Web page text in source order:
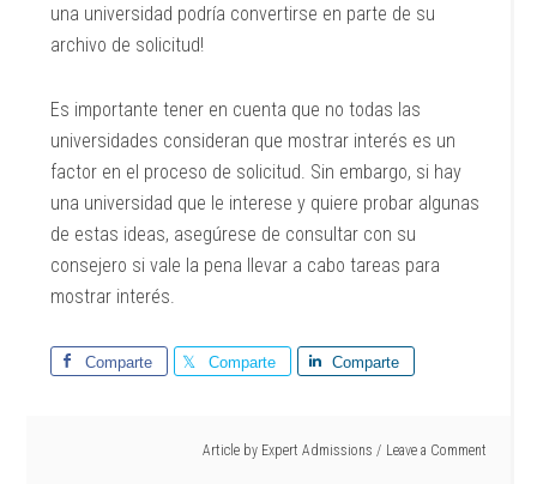
una universidad podría convertirse en parte de su
archivo de solicitud!
Es importante tener en cuenta que no todas las
universidades consideran que mostrar interés es un
factor en el proceso de solicitud. Sin embargo, si hay
una universidad que le interese y quiere probar algunas
de estas ideas, asegúrese de consultar con su
consejero si vale la pena llevar a cabo tareas para
mostrar interés.
Comparte Comparte Comparte
Article by Expert Admissions Leave a Comment